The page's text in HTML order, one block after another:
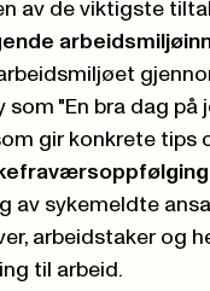
av de viktigste
som "En bra dag
gir konkrete
av sykemeldte
arbeidstaker og
til arbeid.